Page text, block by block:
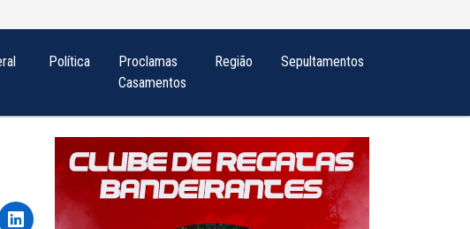
Política
Proclamas
Casamentos
Região Sepultamentos